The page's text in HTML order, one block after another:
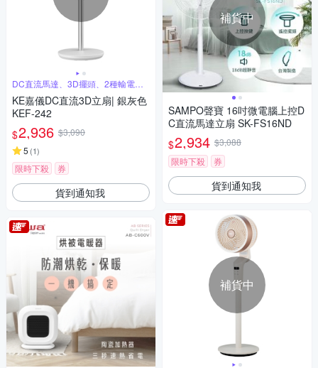
DC直流馬達、3D擺頭、2種輸電方
KE嘉儀DC直流3D立扇| 銀灰色
KEF-242
$2,936 $3,090
5 (1)
限時下殺 券
貨到通知我
補貨中
SAMPO聲寶 16吋微電腦上控D
C直流馬達立扇 SK-FS16ND
$2,934 $3,088
限時下殺
券
貨到通知我
補貨中